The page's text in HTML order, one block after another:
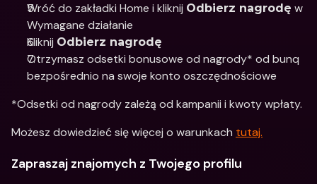
Wróć do zakładki Home i kliknij Odbierz nagrodę w
Wymagane działanie
Kliknij Odbierz nagrodę
Otrzymasz odsetki bonusowe od nagrody* od bunq
bezpośrednio na swoje konto oszczędnościowe
*Odsetki od nagrody zależą od kampanii i kwoty wpłaty.
Możesz dowiedzieć się więcej o warunkach tutaj.
Zapraszaj znajomych z Twojego profilu